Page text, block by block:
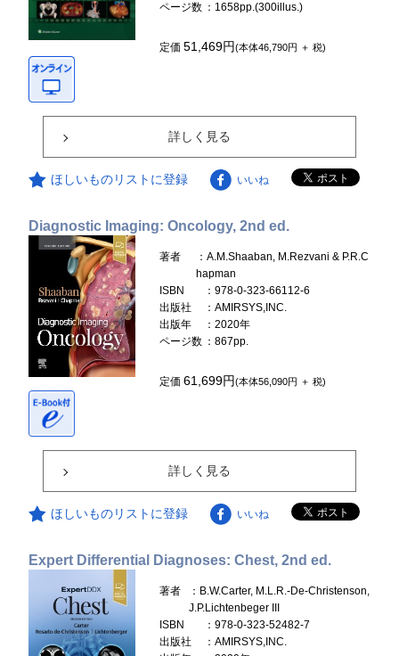
ページ数 ：1658pp.(300illus.)
定価51,469円(本体46,790円 ＋ 税)
詳しく見る
ほしいものリストに登録 いいね
Diagnostic Imaging: Oncology, 2nd ed.
著者
：A.M.Shaaban, M.Rezvani & P.R.C
hapman
ISBN
：978-0-323-66112-6
出版社
：AMIRSYS,INC.
出版年
：2020年
ページ数 ：867pp.
定価61,699円(本体56,090円 ＋ 税)
詳しく見る
ほしいものリストに登録 いいね
Expert Differential Diagnoses: Chest, 2nd ed.
著者
：B.W.Carter, M.L.R.-De-Christenson,
J.P.Lichtenbeger III
ISBN
：978-0-323-52482-7
出版社
：AMIRSYS,INC.